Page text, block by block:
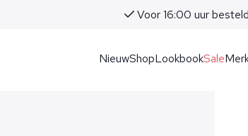
Voor 16:00 uur
NieuwShopLookbookSale